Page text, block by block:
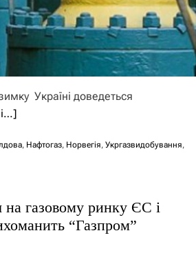
Україні доведеться
, Нафтогаз, Норвегія, Укргазвидобування,
на газовому ринку ЄС і
“Газпром”